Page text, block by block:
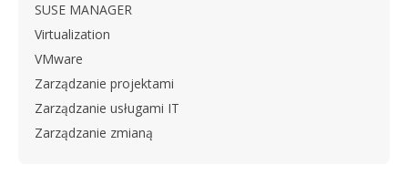
SUSE MANAGER
Virtualization
VMware
Zarządzanie projektami
Zarządzanie usługami IT
Zarządzanie zmianą